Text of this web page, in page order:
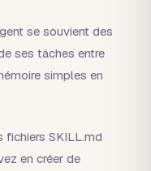
se souvient des
ses tâches entre
simples en
fichiers SKILL.md
en créer de